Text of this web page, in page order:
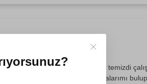
ordan geldim. İçerisi gayet temizdi
yaptı ve tüm sertleşmiş noktalarımı